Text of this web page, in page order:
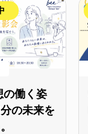
働く姿
の未来を
。